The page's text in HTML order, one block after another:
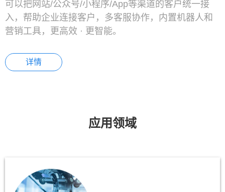
可以把网站/公众号/小程序/App等渠道的客户统一接
入，帮助企业连接客户，多客服协作，内置机器人和
营销工具，更高效 · 更智能。
详情
应用领域